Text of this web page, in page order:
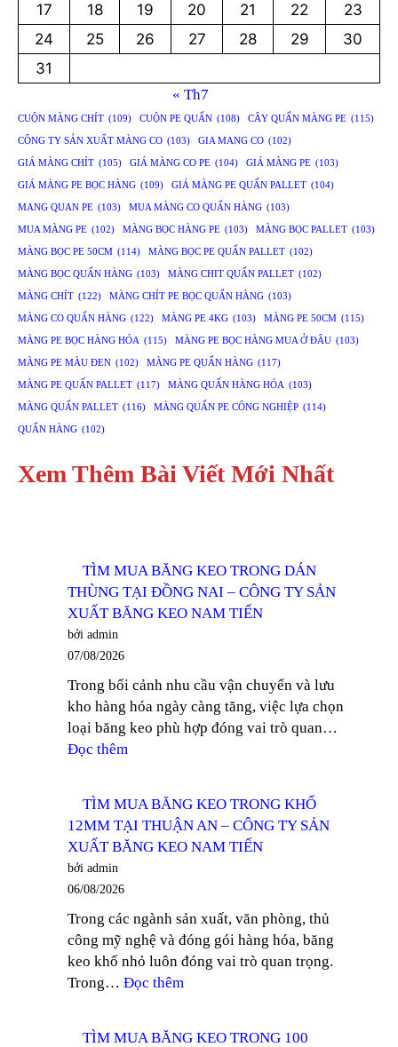
17
18 19 20 21 22
23
24
25 26 27 28 29
30
31
« Th7
CUỘN MÀNG CHÍT (109) CUỘN PE QUẤN (108) CÂY QUẤN MÀNG PE (115)
CÔNG TY SẢN XUẤT MÀNG CO (103) GIA MANG CO (102)
GIÁ MÀNG CHÍT (105) GIÁ MÀNG CO PE (104) GIÁ MÀNG PE (103)
GIÁ MÀNG PE BỌC HÀNG (109) GIÁ MÀNG PE QUẤN PALLET (104)
MANG QUAN PE (103) MUA MÀNG CO QUẤN HÀNG (103)
MUA MÀNG PE (102) MÀNG BỌC HÀNG PE (103) MÀNG BỌC PALLET (103)
MÀNG BỌC PE 50CM (114) MÀNG BỌC PE QUẤN PALLET (102)
MÀNG BỌC QUẤN HÀNG (103) MÀNG CHIT QUẤN PALLET (102)
MÀNG CHÍT (122) MÀNG CHÍT PE BỌC QUẤN HÀNG (103)
MÀNG CO QUẤN HÀNG (122) MÀNG PE 4KG (103) MÀNG PE 50CM (115)
MÀNG PE BỌC HÀNG HÓA (115) MÀNG PE BỌC HÀNG MUA Ở ĐÂU (103)
MÀNG PE MÀU ĐEN (102) MÀNG PE QUẤN HÀNG (117)
MÀNG PE QUẤN PALLET (117) MÀNG QUẤN HÀNG HÓA (103)
MÀNG QUẤN PALLET (116) MÀNG QUẤN PE CÔNG NGHIỆP (114)
QUẤN HÀNG (102)
Xem Thêm Bài Viết Mới Nhất
TÌM MUA BĂNG KEO TRONG DÁN
THÙNG TẠI ĐỒNG NAI – CÔNG TY SẢN
XUẤT BĂNG KEO NAM TIẾN
bởi admin
07/08/2026
Trong bối cảnh nhu cầu vận chuyển và lưu
kho hàng hóa ngày càng tăng, việc lựa chọn
loại băng keo phù hợp đóng vai trò quan…
Đọc thêm
BĂNG
KEO
TRONG
TẠI
ĐỒNG
NAI
–
TÌM MUA BĂNG KEO TRONG KHỔ
12MM TẠI THUẬN AN – CÔNG TY SẢN
XUẤT BĂNG KEO NAM TIẾN
bởi admin
06/08/2026
Trong các ngành sản xuất, văn phòng, thủ
công mỹ nghệ và đóng gói hàng hóa, băng
keo khổ nhỏ luôn đóng vai trò quan trọng.
Trong… Đọc thêm
TÌM MUA BĂNG KEO TRONG 100